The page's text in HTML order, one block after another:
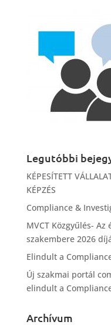
Legutóbbi
KÉPESÍTETT
KÉPZÉS
Compliance &
MVCT Közgyűlés-
szakembere 2026
Elindult a
Új szakmai portál
elindult a
Archívum